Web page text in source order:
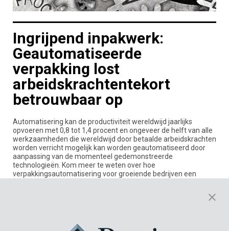
Ingrijpend inpakwerk:
Geautomatiseerde
verpakking lost
arbeidskrachtentekort
betrouwbaar op
Automatisering kan de productiviteit wereldwijd jaarlijks
opvoeren met 0,8 tot 1,4 procent en ongeveer de helft van alle
werkzaamheden die wereldwijd door betaalde arbeidskrachten
worden verricht mogelijk kan worden geautomatiseerd door
aanpassing van de momenteel gedemonstreerde
technologieën. Kom meer te weten over hoe
verpakkingsautomatisering voor groeiende bedrijven een